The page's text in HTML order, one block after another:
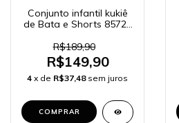
Conjunto infantil kukiê
de Bata e Shorts 85722
R$189,90
R$149,90
4 x de R$37,48 sem juros
COMPRAR